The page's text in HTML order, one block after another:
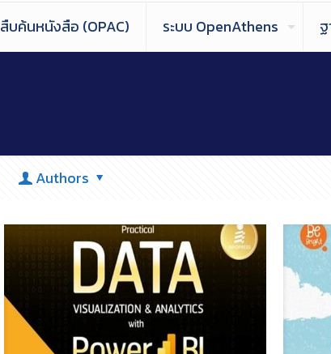
สืบค้นหนังสือ (OPAC) ระบบ OpenAthens
Authors